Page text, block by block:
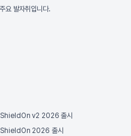
요 발자취입니다.
ShieldOn v2 2026 출시
ShieldOn 2026 출시